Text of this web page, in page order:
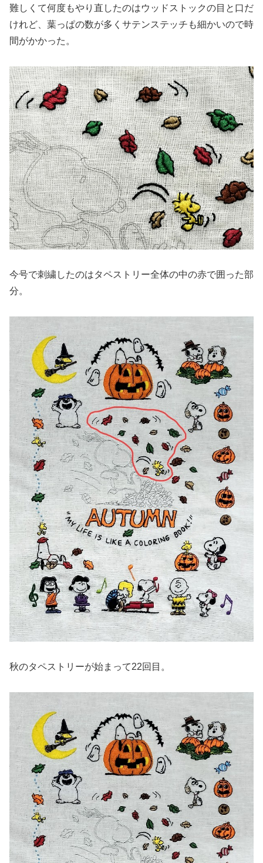
難しくて何度もやり直したのはウッドストックの目と口だ
けれど、葉っぱの数が多くサテンステッチも細かいので時
間がかかった。
今号で刺繍したのはタペストリー全体の中の赤で囲った部
分。
秋のタペストリーが始まって22回目。